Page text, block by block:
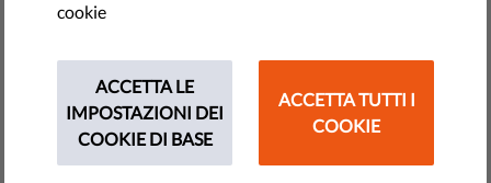
Per la Corte Costituzionale polacca la procedura in vigore di
Magistratura è incostituzionale.
by Polish Helsinki Foundation for Human Rights
cookie
ACCETTA LE
IMPOSTAZIONI DEI
COOKIE DI BASE
ACCETTA TUTTI I
COOKIE